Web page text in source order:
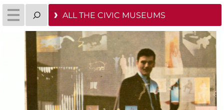
ALL THE CIVIC MUSEUMS